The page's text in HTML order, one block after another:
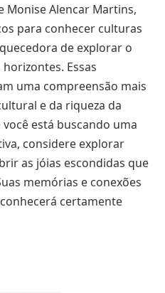
Monise Alencar Martins,
para conhecer culturas
de explorar o
Essas
uma compreensão mais
e da riqueza da
está buscando uma
considere explorar
as jóias escondidas que
memórias e conexões
certamente